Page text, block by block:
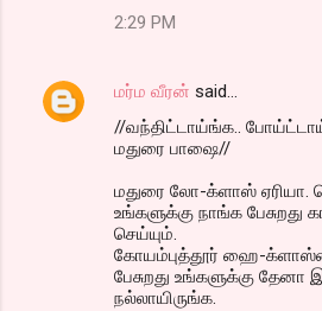
2:29 PM
மர்ம வீரன் said…
//வந்திட்டாய்ங்க..
மதுரை பாஷை//
மதுரை லோ-க்ளாஸ்
உங்களுக்கு நாங்க பேசுறது
செய்யும்.
கோயம்புத்தூர் ஹை-
பேசுறது உங்களுக்கு தேனா
நல்லாயிருங்க.